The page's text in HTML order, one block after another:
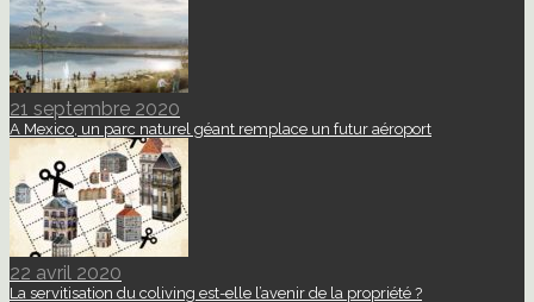
21 septembre 2020
A Mexico, un parc naturel géant remplace un futur aéroport
22 avril 2020
La servitisation du coliving est-elle l’avenir de la propriété ?